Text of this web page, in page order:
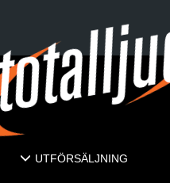
UTFÖRSÄLJNING